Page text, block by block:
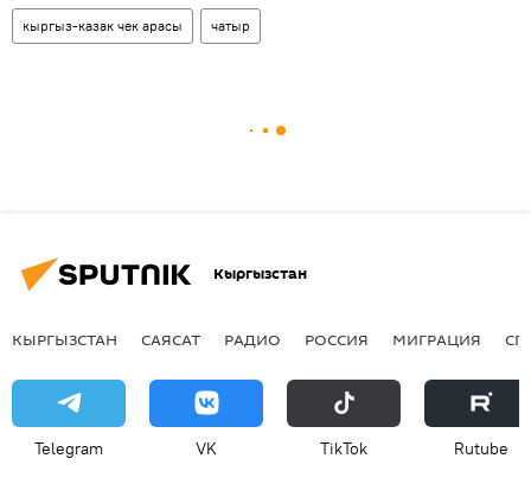
кыргыз-казак чек арасы чатыр
Кыргызстан
КЫРГЫЗСТАН САЯСАТ РАДИО РОССИЯ МИГРАЦИЯ
Telegram VK ТikТоk Rutube